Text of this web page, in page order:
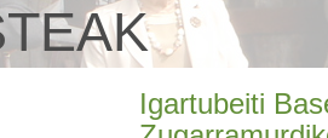
Igartubeiti